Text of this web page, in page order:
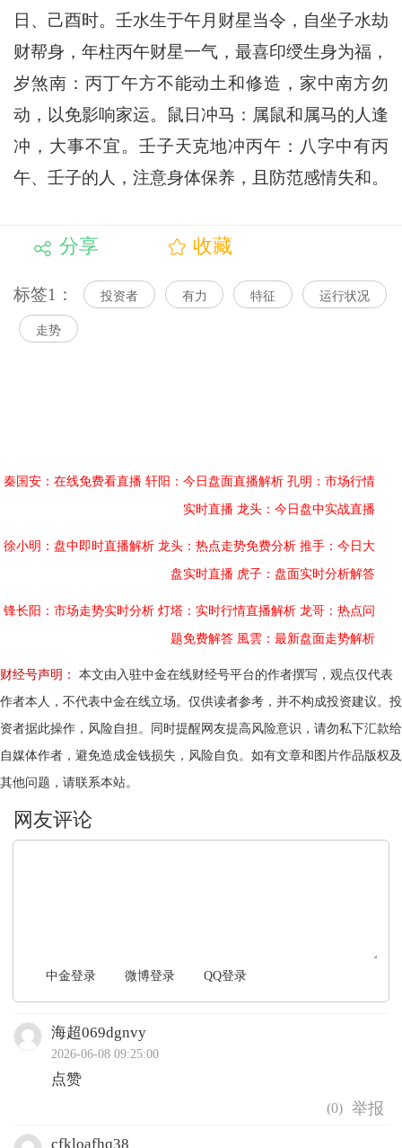
日、己酉时。壬水生于午月财星当令，自坐子水劫
财帮身，年柱丙午财星一气，最喜印绶生身为福，
岁煞南：丙丁午方不能动土和修造，家中南方勿
动，以免影响家运。鼠日冲马：属鼠和属马的人逢
冲，大事不宜。壬子天克地冲丙午：八字中有丙
午、壬子的人，注意身体保养，且防范感情失和。
分享 收藏
标签1： 投资者 有力 特征 运行状况
走势
秦国安：在线免费看直播 轩阳：今日盘面直播解析 孔明：市场行情
实时直播 龙头：今日盘中实战直播
徐小明：盘中即时直播解析 龙头：热点走势免费分析 推手：今日大
盘实时直播 虎子：盘面实时分析解答
锋长阳：市场走势实时分析 灯塔：实时行情直播解析 龙哥：热点问
题免费解答 風雲：最新盘面走势解析
财经号声明：
本文由入驻中金在线财经号平台的作者撰写，观点仅代表
作者本人，不代表中金在线立场。仅供读者参考，并不构成投资建议。投
资者据此操作，风险自担。同时提醒网友提高风险意识，请勿私下汇款给
自媒体作者，避免造成金钱损失，风险自负。如有文章和图片作品版权及
其他问题，请联系本站。
中金登录 微博登录 QQ登录
海超069dgnvy
2026-06-08 09:25:00
点赞
(0)
cfkloafhq38